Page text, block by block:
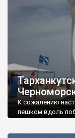
К сожалению
пешком вдоль